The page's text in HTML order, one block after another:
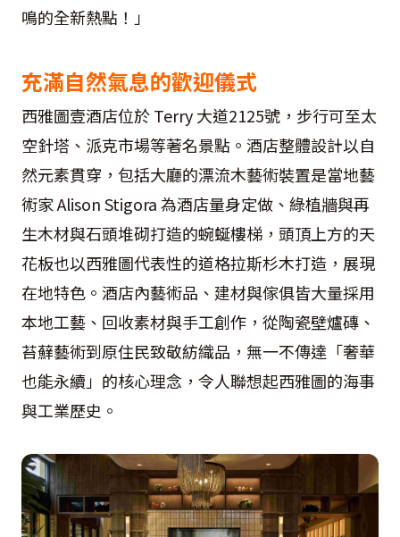
鳴的全新熱點！」
充滿自然氣息的歡迎儀式
西雅圖壹酒店位於 Terry 大道2125號，步行可至太
空針塔、派克市場等著名景點。酒店整體設計以自
然元素貫穿，包括大廳的漂流木藝術裝置是當地藝
術家 Alison Stigora 為酒店量身定做、綠植牆與再
生木材與石頭堆砌打造的蜿蜒樓梯，頭頂上方的天
花板也以西雅圖代表性的道格拉斯杉木打造，展現
在地特色。酒店內藝術品、建材與傢俱皆大量採用
本地工藝、回收素材與手工創作，從陶瓷壁爐磚、
苔蘚藝術到原住民致敬紡織品，無一不傳達「奢華
也能永續」的核心理念，令人聯想起西雅圖的海事
與工業歷史。